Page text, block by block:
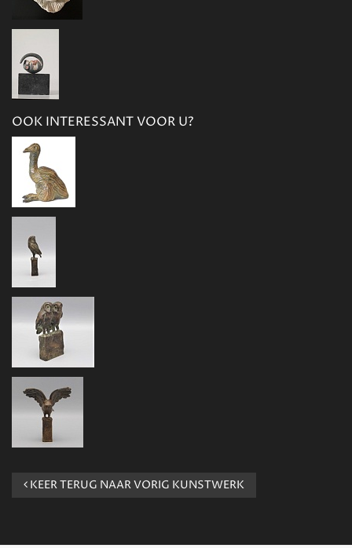
OOK INTERESSANT VOOR U?
KEER TERUG NAAR VORIG KUNSTWERK